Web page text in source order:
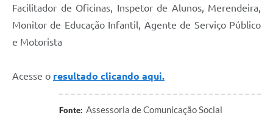
Facilitador de Oficinas, Inspetor de Alunos, Merendeira,
Monitor de Educação Infantil, Agente de Serviço Público
e Motorista
Acesse o resultado clicando aqui.
Fonte: Assessoria de Comunicação Social